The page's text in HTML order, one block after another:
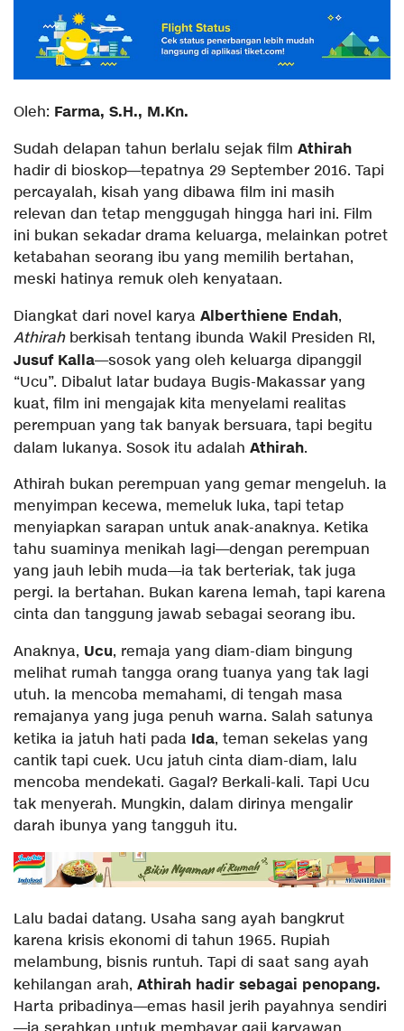
Oleh: Farma, S.H., M.Kn.
Sudah delapan tahun berlalu sejak film Athirah
hadir di bioskop—tepatnya 29 September 2016. Tapi
percayalah, kisah yang dibawa film ini masih
relevan dan tetap menggugah hingga hari ini. Film
ini bukan sekadar drama keluarga, melainkan potret
ketabahan seorang ibu yang memilih bertahan,
meski hatinya remuk oleh kenyataan.
Diangkat dari novel karya Alberthiene Endah,
Athirahberkisah tentang ibunda Wakil Presiden RI,
Jusuf Kalla—sosok yang oleh keluarga dipanggil
“Ucu”. Dibalut latar budaya Bugis-Makassar yang
kuat, film ini mengajak kita menyelami realitas
perempuan yang tak banyak bersuara, tapi begitu
dalam lukanya. Sosok itu adalah Athirah.
Athirah bukan perempuan yang gemar mengeluh. Ia
menyimpan kecewa, memeluk luka, tapi tetap
menyiapkan sarapan untuk anak-anaknya. Ketika
tahu suaminya menikah lagi—dengan perempuan
yang jauh lebih muda—ia tak berteriak, tak juga
pergi. Ia bertahan. Bukan karena lemah, tapi karena
cinta dan tanggung jawab sebagai seorang ibu.
Anaknya, Ucu, remaja yang diam-diam bingung
melihat rumah tangga orang tuanya yang tak lagi
utuh. Ia mencoba memahami, di tengah masa
remajanya yang juga penuh warna. Salah satunya
ketika ia jatuh hati pada Ida, teman sekelas yang
cantik tapi cuek. Ucu jatuh cinta diam-diam, lalu
mencoba mendekati. Gagal? Berkali-kali. Tapi Ucu
tak menyerah. Mungkin, dalam dirinya mengalir
darah ibunya yang tangguh itu.
Lalu badai datang. Usaha sang ayah bangkrut
karena krisis ekonomi di tahun 1965. Rupiah
melambung, bisnis runtuh. Tapi di saat sang ayah
kehilangan arah, Athirah hadir sebagai penopang.
Harta pribadinya—emas hasil jerih payahnya sendiri